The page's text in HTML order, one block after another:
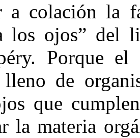
a colación la
los ojos” del
Porque
de
que
la materia